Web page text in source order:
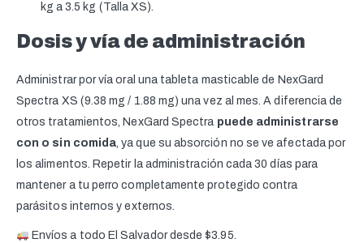
kg a 3.5 kg (Talla XS).
Dosis y vía de administración
Administrar por vía oral una tableta masticable de NexGard
Spectra XS (9.38 mg / 1.88 mg) una vez al mes. A diferencia de
otros tratamientos, NexGard Spectra puede administrarse
con o sin comida, ya que su absorción no se ve afectada por
los alimentos. Repetir la administración cada 30 días para
mantener a tu perro completamente protegido contra
parásitos internos y externos.
Envíos a todo El Salvador desde $3.95.